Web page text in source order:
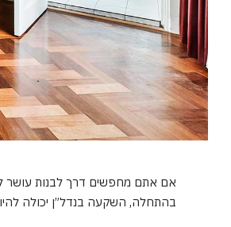
אם אתם מחפשים דרך לבנות עושר
בהתחלה, השקעה בנדל”ן יכולה